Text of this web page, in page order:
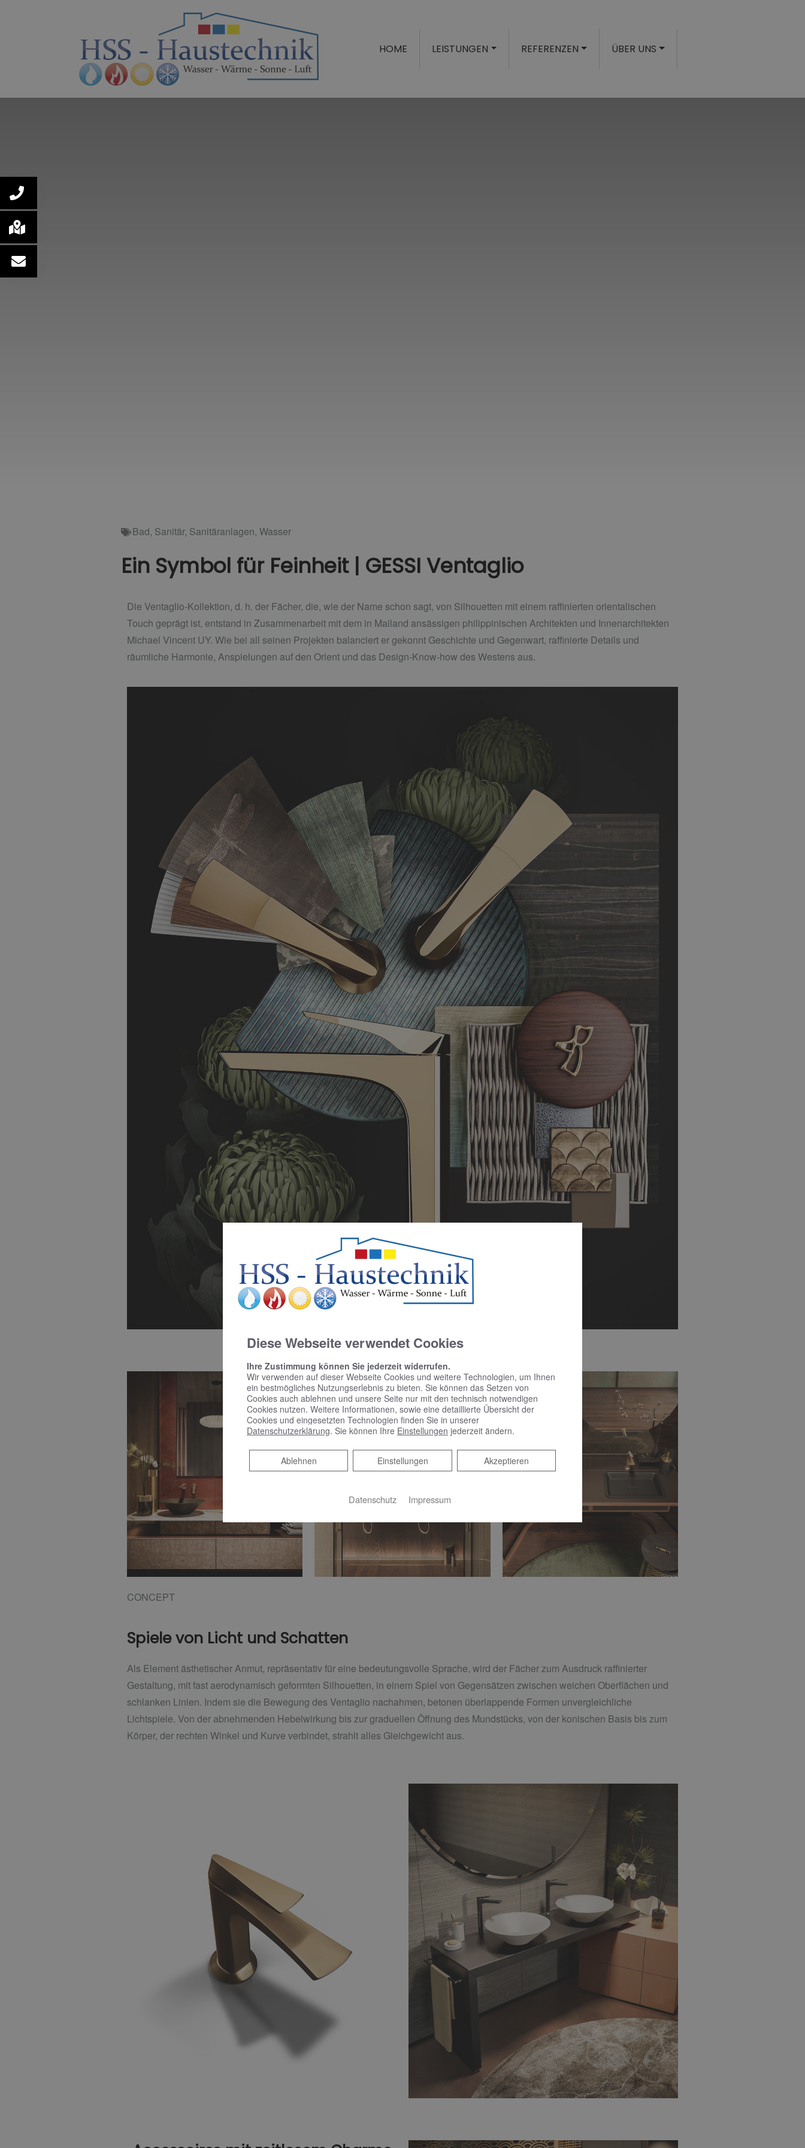
HOME LEISTUNGEN REFERENZEN ÜBER UNS
Bad, Sanitär, Sanitäranlagen, Wasser
Ein Symbol für Feinheit | GESSI Ventaglio
Die Ventaglio-Kollektion, d. h. der Fächer, die, wie der Name schon sagt, von Silhouetten mit einem raffinierten orientalischen
Touch geprägt ist, entstand in Zusammenarbeit mit dem in Mailand ansässigen philippinischen Architekten und Innenarchitekten
Michael Vincent UY. Wie bei all seinen Projekten balanciert er gekonnt Geschichte und Gegenwart, raffinierte Details und
räumliche Harmonie, Anspielungen auf den Orient und das Design-Know-how des Westens aus.
CONCEPT
Spiele von Licht und Schatten
Als Element ästhetischer Anmut, repräsentativ für eine bedeutungsvolle Sprache, wird der Fächer zum Ausdruck raffinierter
Gestaltung, mit fast aerodynamisch geformten Silhouetten, in einem Spiel von Gegensätzen zwischen weichen Oberflächen und
schlanken Linien. Indem sie die Bewegung des Ventaglio nachahmen, betonen überlappende Formen unvergleichliche
Lichtspiele. Von der abnehmenden Hebelwirkung bis zur graduellen Öffnung des Mundstücks, von der konischen Basis bis zum
Körper, der rechten Winkel und Kurve verbindet, strahlt alles Gleichgewicht aus.
Diese Webseite verwendet Cookies
Ihre Zustimmung können Sie jederzeit widerrufen.
Wir verwenden auf dieser Webseite Cookies und weitere Technologien, um Ihnen
ein bestmögliches Nutzungserlebnis zu bieten. Sie können das Setzen von
Cookies auch ablehnen und unsere Seite nur mit den technisch notwendigen
Cookies nutzen. Weitere Informationen, sowie eine detaillierte Übersicht der
Cookies und eingesetzten Technologien finden Sie in unserer
Datenschutzerklärung. Sie können Ihre Einstellungen jederzeit ändern.
Akzeptieren
Einstellungen
Ablehnen
Ablehnen
Datenschutz Impressum